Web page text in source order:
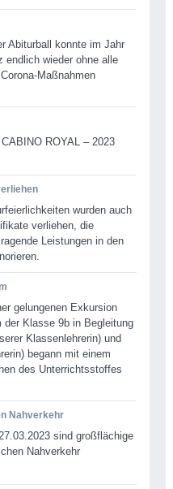
Abiturball konnte im Jahr
endlich wieder ohne alle
Maßnahmen
ROYAL – 2023
wurden auch
verliehen, die
Leistungen in den
gelungenen Exkursion
der Klasse 9b in Begleitung
Klassenlehrerin) und
begann mit einem
des Unterrichtsstoffes
Nahverkehr
sind großflächige
Nahverkehr